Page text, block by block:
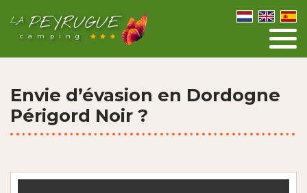
LAPEYRUGUE
camping
Envie d’évasion en Dordogne
Périgord Noir ?